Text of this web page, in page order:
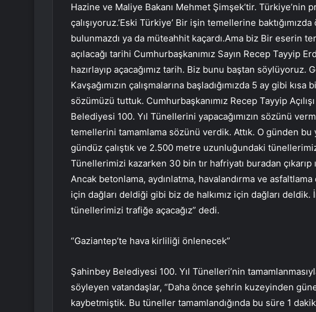
Hazine ve Maliye Bakanı Mehmet Şimşek’tir. Türkiye’nin
çalışıyoruz.’Eski Türkiye’ Bir işin temellerine
bulunmazdı ya da müteahhit kaçardı.Ama biz Bir eserin
açılacağı tarihi Cumhurbaşkanımız Sayın Recep Tayyip
hazırlayıp açacağımız tarih. Biz bunu baştan söylüyoruz.
Kavşağımızın çalışmalarına başladığımızda 5 ay gibi
sözümüzü tuttuk. Cumhurbaşkanımız Recep Tayyip
Belediyesi 100. Yıl Tünellerini yapacağımızın sözünü
temellerini tamamlama sözünü verdik. Attık. O günden bu
gündüz çalıştık ve 2.500 metre uzunluğundaki
Tünellerimizi kazarken 30 bin tır hafriyatı buradan çıkarıp
Ancak betonlama, aydınlatma, havalandırma ve asfaltlama
için dağları deldiği gibi biz de halkımız için dağları
tünellerimizi trafiğe açacağız” dedi.
“Gaziantep’te hava kirliliği önlenecek”
Şahinbey Belediyesi 100. Yıl Tünelleri’nin
söyleyen vatandaşlar, “Daha önce şehrin kuzeyinden
kaybetmiştik. Bu tüneller tamamlandığında bu süre 1